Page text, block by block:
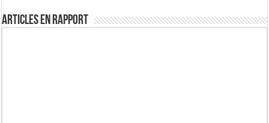
Articles en rapport